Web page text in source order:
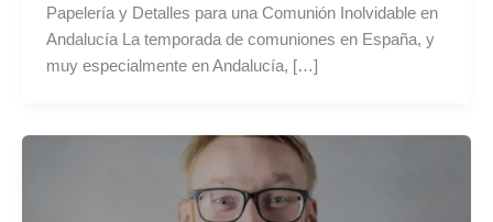
Papelería y Detalles para una Comunión Inolvidable en
Andalucía La temporada de comuniones en España, y
muy especialmente en Andalucía, […]